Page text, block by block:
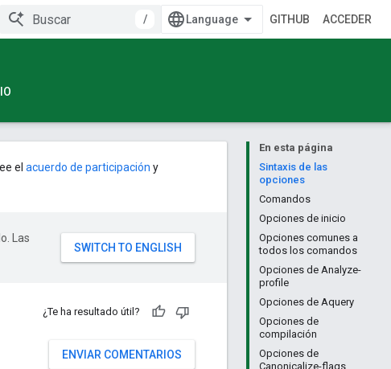
/ GITHUB ACCEDER
En esta página
Sintaxis de las
opciones
Comandos
Opciones de inicio
Opciones comunes a
todos los comandos
Opciones de Analyze-
profile
Opciones de Aquery
Opciones de
compilación
Opciones de
Canonicalize-flags
el acuerdo de participación y
Las
¿Te ha resultado útil?
ENVIAR COMENTARIOS